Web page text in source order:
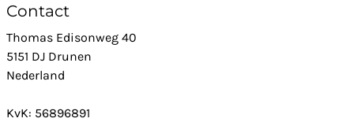
Contact
Thomas Edisonweg 40
5151 DJ Drunen
Nederland
KvK: 56896891